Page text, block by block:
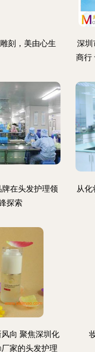
刻，美由心生
深圳
商行
在头发护理领
探索
从化
向 聚焦深圳化
家的头发护理